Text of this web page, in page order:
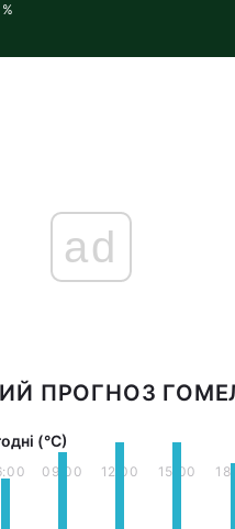
ad
ПРОГНОЗ
(°С)
09:00 12:00 15:00